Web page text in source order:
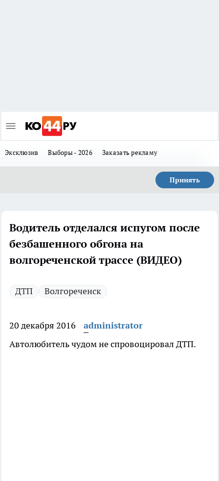
Эксклюзив Выборы - 2026 Заказать рекламу
Принять
Водитель отделался испугом после
безбашенного обгона на
волгореченской трассе (ВИДЕО)
ДТП Волгореченск
20 декабря 2016
administrator
Автолюбитель чудом не спровоцировал ДТП.